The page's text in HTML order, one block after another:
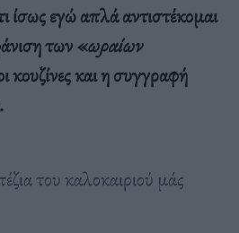
ίσως εγώ απλά αντιστέκομαι
των «ωραίων
κουζίνες και η συγγραφή
του καλοκαιριού μάς